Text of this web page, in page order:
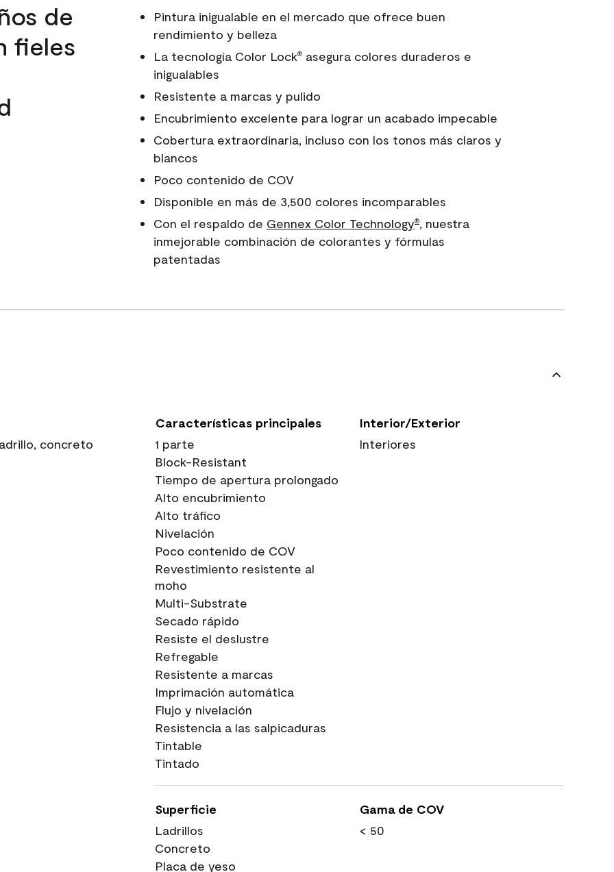
de
fieles
Pintura inigualable en el mercado que ofrece buen
rendimiento y belleza
La tecnología Color Lock®asegura colores duraderos e
inigualables
Resistente a marcas y pulido
Encubrimiento excelente para lograr un acabado impecable
Cobertura extraordinaria, incluso con los tonos más claros y
blancos
Poco contenido de COV
Disponible en más de 3,500 colores incomparables
Con el respaldo de Gennex Color Technology®, nuestra
inmejorable combinación de colorantes y fórmulas
patentadas
concreto
Características principales
1 parte
Block-Resistant
Tiempo de apertura prolongado
Alto encubrimiento
Alto tráfico
Nivelación
Poco contenido de COV
Revestimiento resistente al
moho
Multi-Substrate
Secado rápido
Resiste el deslustre
Refregable
Resistente a marcas
Imprimación automática
Flujo y nivelación
Resistencia a las salpicaduras
Tintable
Tintado
Interior/Exterior
Interiores
Superficie
Ladrillos
Concreto
Placa de yeso
Gama de COV
< 50